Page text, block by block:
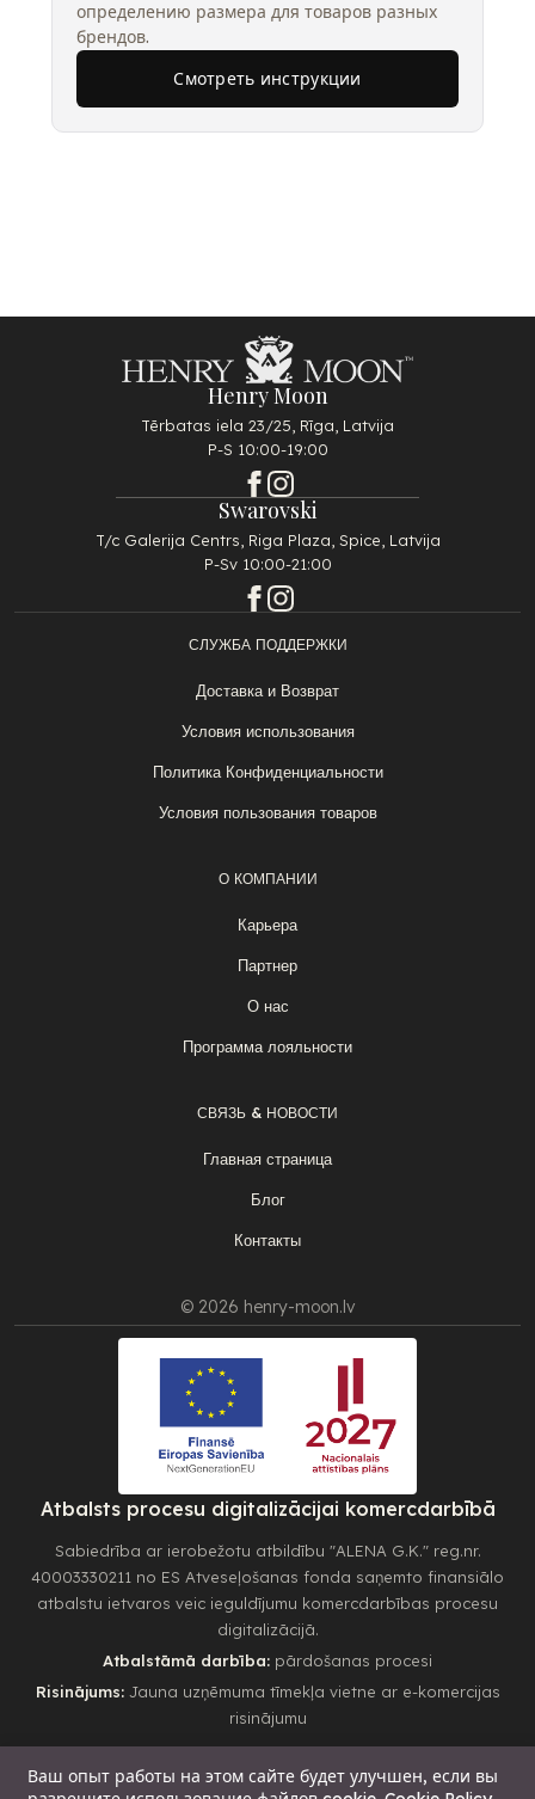
определению размера для товаров разных
брендов.
Смотреть инструкции
Henry Moon
Tērbatas iela 23/25, Rīga, Latvija
P-S 10:00-19:00
Swarovski
T/c Galerija Centrs, Riga Plaza, Spice, Latvija
P-Sv 10:00-21:00
СЛУЖБА ПОДДЕРЖКИ
Доставка и Возврат
Условия использования
Политика Конфиденциальности
Условия пользования товаров
О КОМПАНИИ
Карьера
Партнер
О нас
Программа лояльности
СВЯЗЬ & НОВОСТИ
Главная страница
Блог
Контакты
© 2026 henry-moon.lv
Atbalsts procesu digitalizācijai komercdarbībā
Sabiedrība ar ierobežotu atbildību "ALENA G.K." reg.nr.
40003330211 no ES Atveseļošanas fonda saņemto finansiālo
atbalstu ietvaros veic ieguldījumu komercdarbības procesu
digitalizācijā.
Atbalstāmā darbība: pārdošanas procesi
Risinājums:Jauna uzņēmuma tīmekļa vietne ar e-komercijas
risinājumu
Ваш опыт работы на этом сайте будет улучшен, если вы